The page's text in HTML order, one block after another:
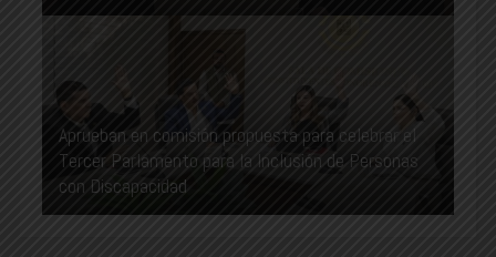
Aprueban en comisión propuesta para celebrar el
Tercer Parlamento para la Inclusión de Personas
con Discapacidad